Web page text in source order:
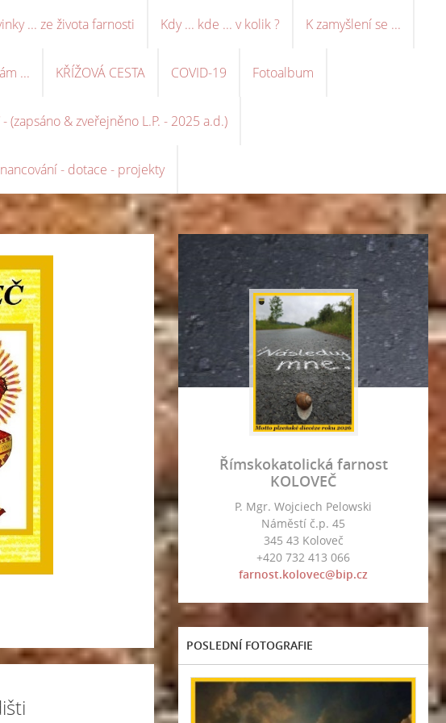
... ze života farnosti Kdy ... kde ... v kolik ? K zamyšlení se ...
... KŘÍŽOVÁ CESTA COVID-19 Fotoalbum
(zapsáno & zveřejněno L.P. - 2025 a.d.)
- dotace - projekty
Římskokatolická farnost
KOLOVEČ
P. Mgr. Wojciech Pelowski
Náměstí č.p. 45
345 43 Koloveč
+420 732 413 066
farnost.kolovec@bip.cz
POSLEDNÍ FOTOGRAFIE